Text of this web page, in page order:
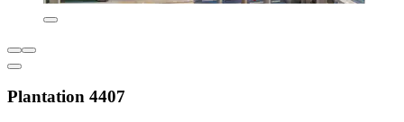
Plantation 4407